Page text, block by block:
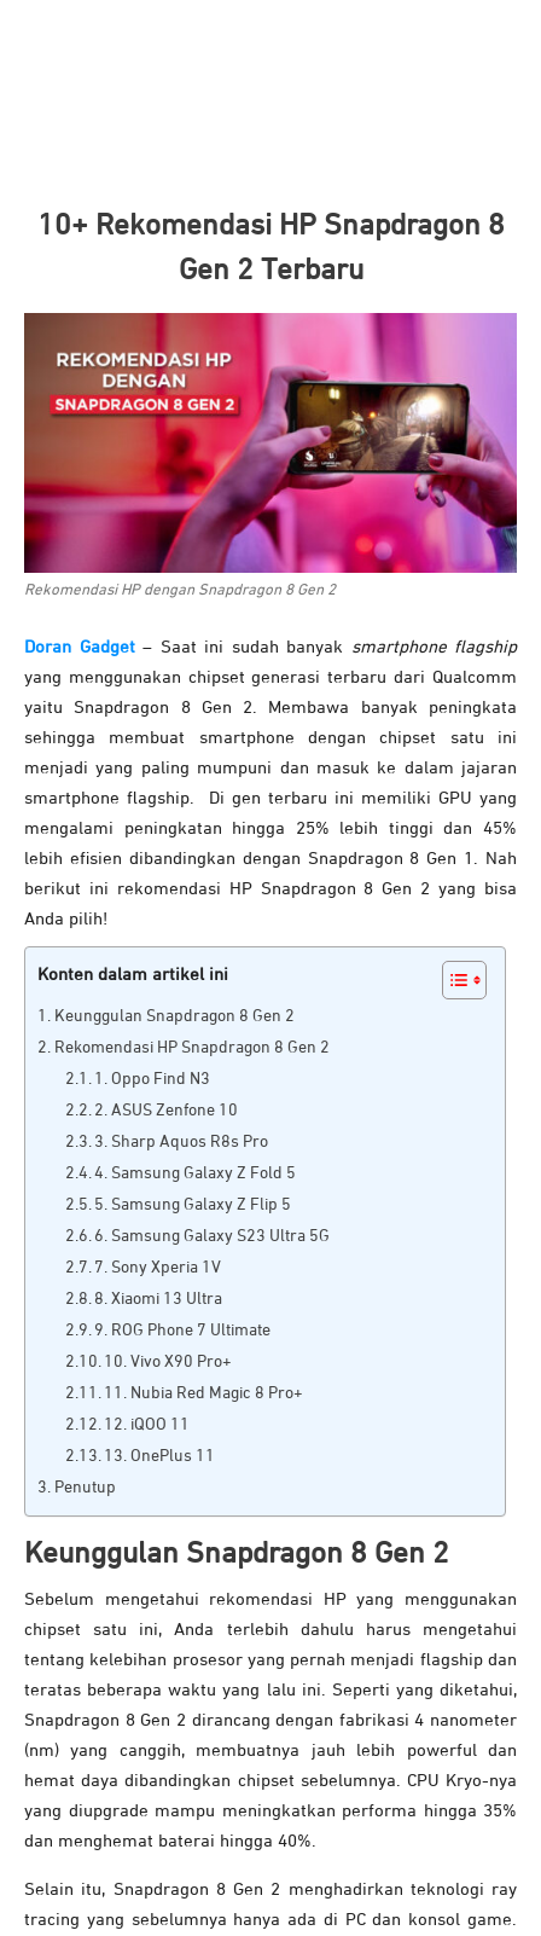
10+ Rekomendasi HP Snapdragon 8
Gen 2 Terbaru
Rekomendasi HP dengan Snapdragon 8 Gen 2
Doran Gadget– Saat ini sudah banyak smartphone flagship
yang menggunakan chipset generasi terbaru dari Qualcomm
yaitu Snapdragon 8 Gen 2. Membawa banyak peningkata
sehingga membuat smartphone dengan chipset satu ini
menjadi yang paling mumpuni dan masuk ke dalam jajaran
smartphone flagship. Di gen terbaru ini memiliki GPU yang
mengalami peningkatan hingga 25% lebih tinggi dan 45%
lebih efisien dibandingkan dengan Snapdragon 8 Gen 1. Nah
berikut ini rekomendasi HP Snapdragon 8 Gen 2 yang bisa
Anda pilih!
Konten dalam artikel ini
Keunggulan Snapdragon 8 Gen 2
Rekomendasi HP Snapdragon 8 Gen 2
1. Oppo Find N3
2. ASUS Zenfone 10
3. Sharp Aquos R8s Pro
4. Samsung Galaxy Z Fold 5
5. Samsung Galaxy Z Flip 5
6. Samsung Galaxy S23 Ultra 5G
7. Sony Xperia 1V
8. Xiaomi 13 Ultra
9. ROG Phone 7 Ultimate
10. Vivo X90 Pro+
11. Nubia Red Magic 8 Pro+
12. iQOO 11
13. OnePlus 11
Penutup
Keunggulan Snapdragon 8 Gen 2
Sebelum mengetahui rekomendasi HP yang menggunakan
chipset satu ini, Anda terlebih dahulu harus mengetahui
tentang kelebihan prosesor yang pernah menjadi flagship dan
teratas beberapa waktu yang lalu ini. Seperti yang diketahui,
Snapdragon 8 Gen 2 dirancang dengan fabrikasi 4 nanometer
(nm) yang canggih, membuatnya jauh lebih powerful dan
hemat daya dibandingkan chipset sebelumnya. CPU Kryo-nya
yang diupgrade mampu meningkatkan performa hingga 35%
dan menghemat baterai hingga 40%.
Selain itu, Snapdragon 8 Gen 2 menghadirkan teknologi ray
tracing yang sebelumnya hanya ada di PC dan konsol game.